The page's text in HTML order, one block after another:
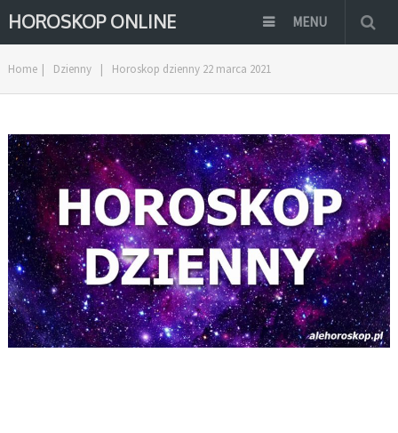
HOROSKOP ONLINE MENU
Home | Dzienny | Horoskop dzienny 22 marca 2021